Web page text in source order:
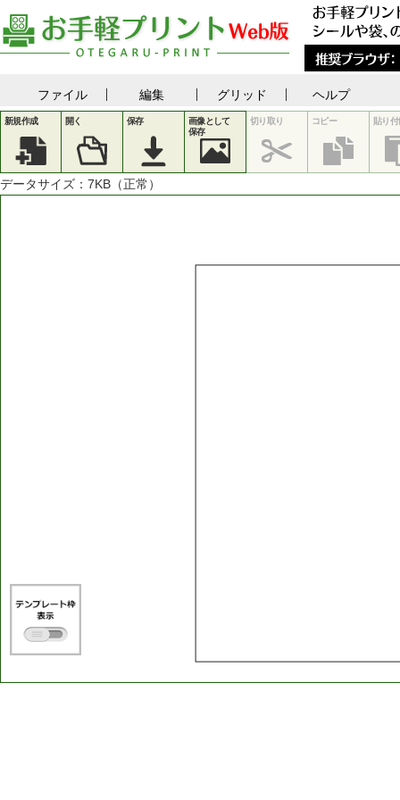
ファイル 編集 グリッド ヘルプ
新規作成 開く 保存
画像として
保存
切り取り コピー 貼り付
データサイズ： 7KB（正常）